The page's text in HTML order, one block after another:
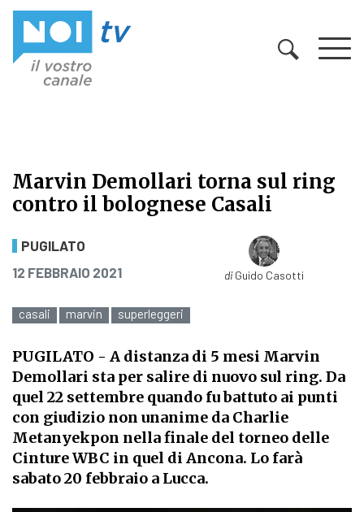
Marvin Demollari torna sul ring
contro il bolognese Casali
Marvin Demollari torna sul ring
PUGILATO
PUBBLICATO IL
12 FEBBRAIO 2021 diGuido Casotti
casali marvin superleggeri
PUGILATO - A distanza di 5 mesi Marvin
Demollari sta per salire di nuovo sul ring. Da
quel 22 settembre quando fu battuto ai punti
con giudizio non unanime da Charlie
Metanyekpon nella finale del torneo delle
Cinture WBC in quel di Ancona. Lo farà
sabato 20 febbraio a Lucca.